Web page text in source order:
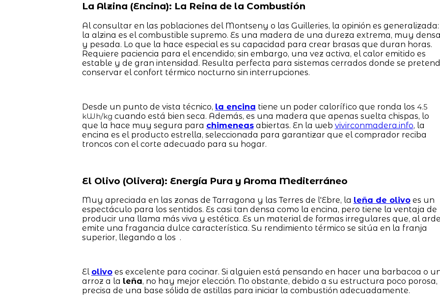
La Alzina (Encina): La Reina de la Combustión
Al consultar en las poblaciones del Montseny o las Guilleries, la opinión es generalizada:
la alzina es el combustible supremo. Es una madera de una dureza extrema, muy
y pesada. Lo que la hace especial es su capacidad para crear brasas que duran horas.
Requiere paciencia para el encendido; sin embargo, una vez activa, el calor emitido es
estable y de gran intensidad. Resulta perfecta para sistemas cerrados donde se
conservar el confort térmico nocturno sin interrupciones.
Desde un punto de vista técnico, la encina tiene un poder calorífico que ronda los 4.5
kWh/kg cuando está bien seca. Además, es una madera que apenas suelta chispas, lo
que la hace muy segura para chimeneasabiertas. En la web vivirconmadera.info, la
encina es el producto estrella, seleccionada para garantizar que el comprador reciba
troncos con el corte adecuado para su hogar.
El Olivo (Olivera): Energía Pura y Aroma Mediterráneo
Muy apreciada en las zonas de Tarragona y las Terres de l'Ebre, la leña de olivoes un
espectáculo para los sentidos. Es casi tan densa como la encina, pero tiene la ventaja de
producir una llama más viva y estética. Es un material de formas irregulares que, al
emite una fragancia dulce característica. Su rendimiento térmico se sitúa en la franja
superior, llegando a los .
El olivoes excelente para cocinar. Si alguien está pensando en hacer una barbacoa o
arroz a la leña, no hay mejor elección. No obstante, debido a su estructura poco porosa,
precisa de una base sólida de astillas para iniciar la combustión adecuadamente.